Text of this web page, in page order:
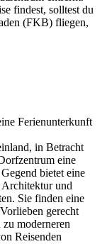
findest, solltest du
(FKB) fliegen,
Ferienunterkunft
in Betracht
eine
bietet eine
und
Sie finden eine
gerecht
moderneren
Reisenden